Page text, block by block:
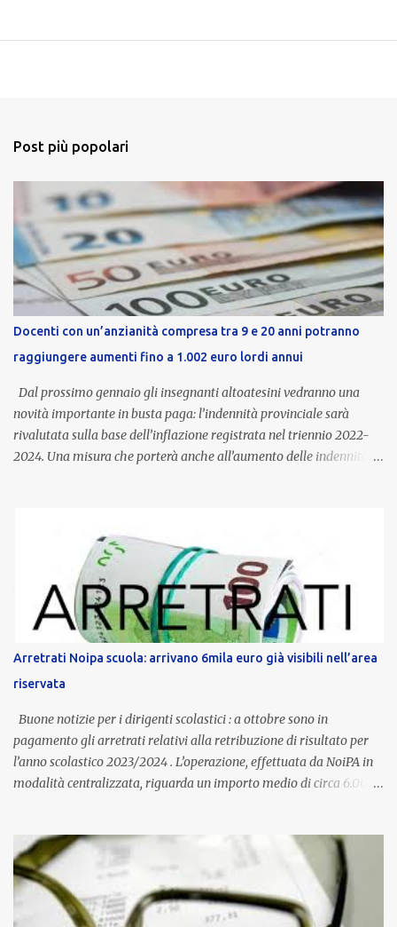
Post più popolari
Docenti con un’anzianità compresa tra 9 e 20 anni potranno
raggiungere aumenti fino a 1.002 euro lordi annui
Dal prossimo gennaio gli insegnanti altoatesini vedranno una
novità importante in busta paga: l’indennità provinciale sarà
rivalutata sulla base dell’inflazione registrata nel triennio 2022-
2024. Una misura che porterà anche all’aumento delle indennità di
dedicato alle donne vittime di violenza di genere, in linea con la
normativa nazionale e con l’obiettivo di offrire maggiore tutela e
supporto in situazioni delicate. L’indennità provinciale per i docenti
è un unicum in Italia: si tratta di una misura esclusiva della
Provincia autonoma di Bolzano, che integra in maniera stabile lo
stipendio nazionale grazie alle prerogative garantite
dall’autonomia locale. Non è un bonus temporaneo né un
compenso accessorio, ma una voce strutturale di retribuzione,
aggiornata periodicamente in base al cost...
Arretrati Noipa scuola: arrivano 6mila euro già visibili nell’area
riservata
Buone notizie per i dirigenti scolastici : a ottobre sono in
pagamento gli arretrati relativi alla retribuzione di risultato per
l’anno scolastico 2023/2024 . L’operazione, effettuata da NoiPA in
modalità centralizzata, riguarda un importo medio di circa 6.000
ordinaria di ottobre . Cos’è la retribuzione di risultato La
retribuzione di risultato rappresenta la parte variabile dello
stipendio dei dirigenti scolastici. Viene corrisposta per valorizzare
la qualità dell’attività svolta, la gestione delle risorse e il